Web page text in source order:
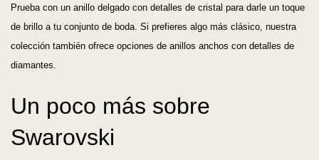
Prueba con un anillo delgado con detalles de cristal para darle un toque
de brillo a tu conjunto de boda. Si prefieres algo más clásico, nuestra
colección también ofrece opciones de anillos anchos con detalles de
diamantes.
Un poco más sobre
Swarovski